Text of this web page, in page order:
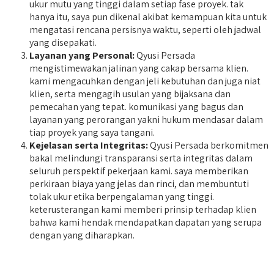
ukur mutu yang tinggi dalam setiap fase proyek. tak
hanya itu, saya pun dikenal akibat kemampuan kita untuk
mengatasi rencana persisnya waktu, seperti oleh jadwal
yang disepakati.
Layanan yang Personal:Qyusi Persada
mengistimewakan jalinan yang cakap bersama klien.
kami mengacuhkan dengan jeli kebutuhan dan juga niat
klien, serta mengagih usulan yang bijaksana dan
pemecahan yang tepat. komunikasi yang bagus dan
layanan yang perorangan yakni hukum mendasar dalam
tiap proyek yang saya tangani.
Kejelasan serta Integritas:Qyusi Persada berkomitmen
bakal melindungi transparansi serta integritas dalam
seluruh perspektif pekerjaan kami. saya memberikan
perkiraan biaya yang jelas dan rinci, dan membuntuti
tolak ukur etika berpengalaman yang tinggi.
keterusterangan kami memberi prinsip terhadap klien
bahwa kami hendak mendapatkan dapatan yang serupa
dengan yang diharapkan.